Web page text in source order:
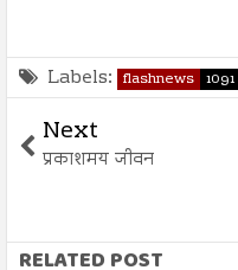
Labels: flashnews 1091
Next
प्रकाशमय जीवन
RELATED POST